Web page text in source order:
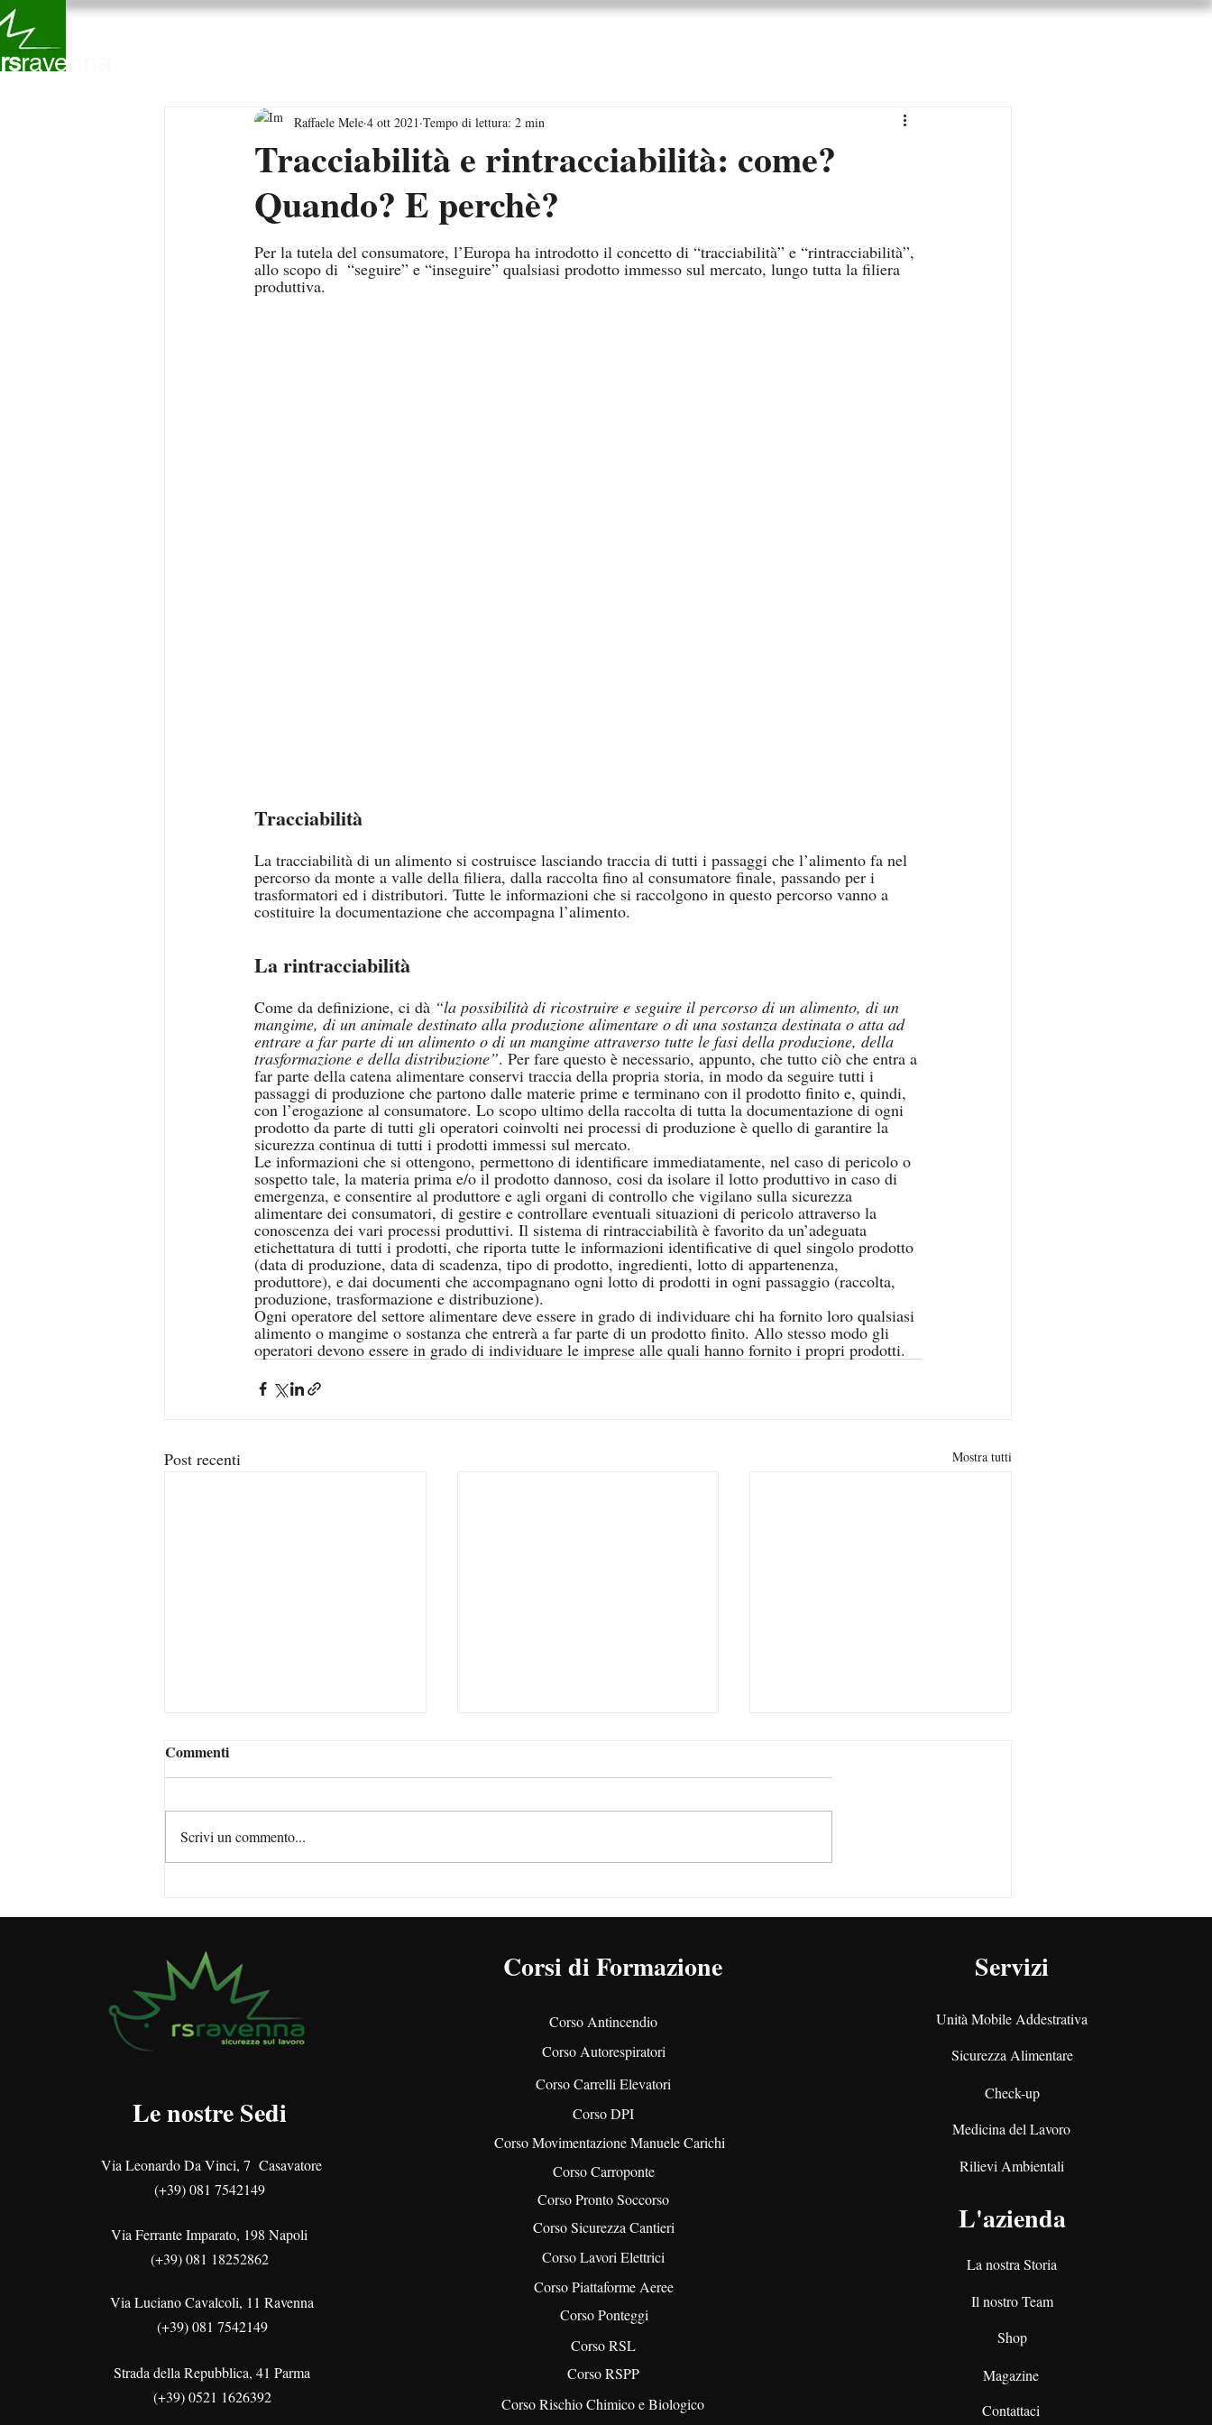
rsravenna
Tracciabilità e rintracciabilità: come?
Quando? E perchè?
Raffaele Mele 4 ott 2021 Tempo di lettura: 2 min
Per la tutela del consumatore, l’Europa ha introdotto il concetto di “tracciabilità” e “rintracciabilità”,
allo scopo di  “seguire” e “inseguire” qualsiasi prodotto immesso sul mercato, lungo tutta la filiera
produttiva.
Tracciabilità
La tracciabilità di un alimento si costruisce lasciando traccia di tutti i passaggi che l’alimento fa nel
percorso da monte a valle della filiera, dalla raccolta fino al consumatore finale, passando per i
trasformatori ed i distributori. Tutte le informazioni che si raccolgono in questo percorso vanno a
costituire la documentazione che accompagna l’alimento.
La rintracciabilità
Come da definizione, ci dà “la possibilità di ricostruire e seguire il percorso di un alimento, di un
mangime, di un animale destinato alla produzione alimentare o di una sostanza destinata o atta ad
entrare a far parte di un alimento o di un mangime attraverso tutte le fasi della produzione, della
trasformazione e della distribuzione”. Per fare questo è necessario, appunto, che tutto ciò che entra a
far parte della catena alimentare conservi traccia della propria storia, in modo da seguire tutti i
passaggi di produzione che partono dalle materie prime e terminano con il prodotto finito e, quindi,
con l’erogazione al consumatore. Lo scopo ultimo della raccolta di tutta la documentazione di ogni
prodotto da parte di tutti gli operatori coinvolti nei processi di produzione è quello di garantire la
sicurezza continua di tutti i prodotti immessi sul mercato.
Le informazioni che si ottengono, permettono di identificare immediatamente, nel caso di pericolo o
sospetto tale, la materia prima e/o il prodotto dannoso, cosi da isolare il lotto produttivo in caso di
emergenza, e consentire al produttore e agli organi di controllo che vigilano sulla sicurezza
alimentare dei consumatori, di gestire e controllare eventuali situazioni di pericolo attraverso la
conoscenza dei vari processi produttivi. Il sistema di rintracciabilità è favorito da un’adeguata
etichettatura di tutti i prodotti, che riporta tutte le informazioni identificative di quel singolo prodotto
(data di produzione, data di scadenza, tipo di prodotto, ingredienti, lotto di appartenenza,
produttore), e dai documenti che accompagnano ogni lotto di prodotti in ogni passaggio (raccolta,
produzione, trasformazione e distribuzione).
Ogni operatore del settore alimentare deve essere in grado di individuare chi ha fornito loro qualsiasi
alimento o mangime o sostanza che entrerà a far parte di un prodotto finito. Allo stesso modo gli
operatori devono essere in grado di individuare le imprese alle quali hanno fornito i propri prodotti.
Post recenti Mostra tutti
redige e quando è obbligatorio
requisiti e classificazione
differenze e nomina
Commenti
Scrivi un commento...
Le nostre Sedi
Via Leonardo Da Vinci, 7 Casavatore
(+39) 081 7542149
Via Ferrante Imparato, 198 Napoli
(+39) 081 18252862
Via Luciano Cavalcoli, 11 Ravenna
(+39) 081 7542149
Strada della Repubblica, 41 Parma
(+39) 0521 1626392
Corsi di Formazione
Corso Antincendio
Corso Autorespiratori
Corso Carrelli Elevatori
Corso DPI
Corso Movimentazione Manuele Carichi
Corso Carroponte
Corso Pronto Soccorso
Corso Sicurezza Cantieri
Corso Lavori Elettrici
Corso Piattaforme Aeree
Corso Ponteggi
Corso RSL
Corso RSPP
Corso Rischio Chimico e Biologico
Servizi
Unità Mobile Addestrativa
Sicurezza Alimentare
Check-up
Medicina del Lavoro
Rilievi Ambientali
L'azienda
La nostra Storia
Il nostro Team
Shop
Magazine
Contattaci